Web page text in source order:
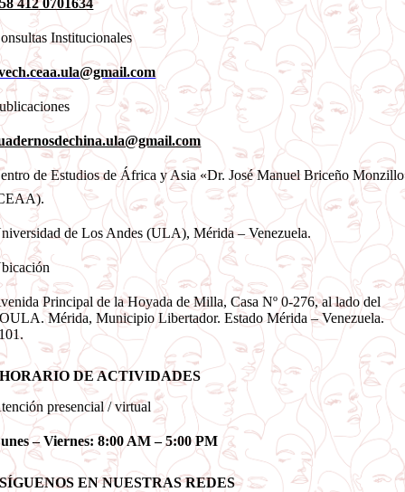
412 0701634
Institucionales
de Estudios de África y Asia «Dr. José Manuel Briceño
de Los Andes (ULA), Mérida – Venezuela.
Principal de la Hoyada de Milla, Casa Nº 0-276, al lado del
Mérida, Municipio Libertador. Estado Mérida – Venezuela.
HORARIO DE ACTIVIDADES
presencial / virtual
– Viernes: 8:00 AM – 5:00 PM
SÍGUENOS EN NUESTRAS REDES